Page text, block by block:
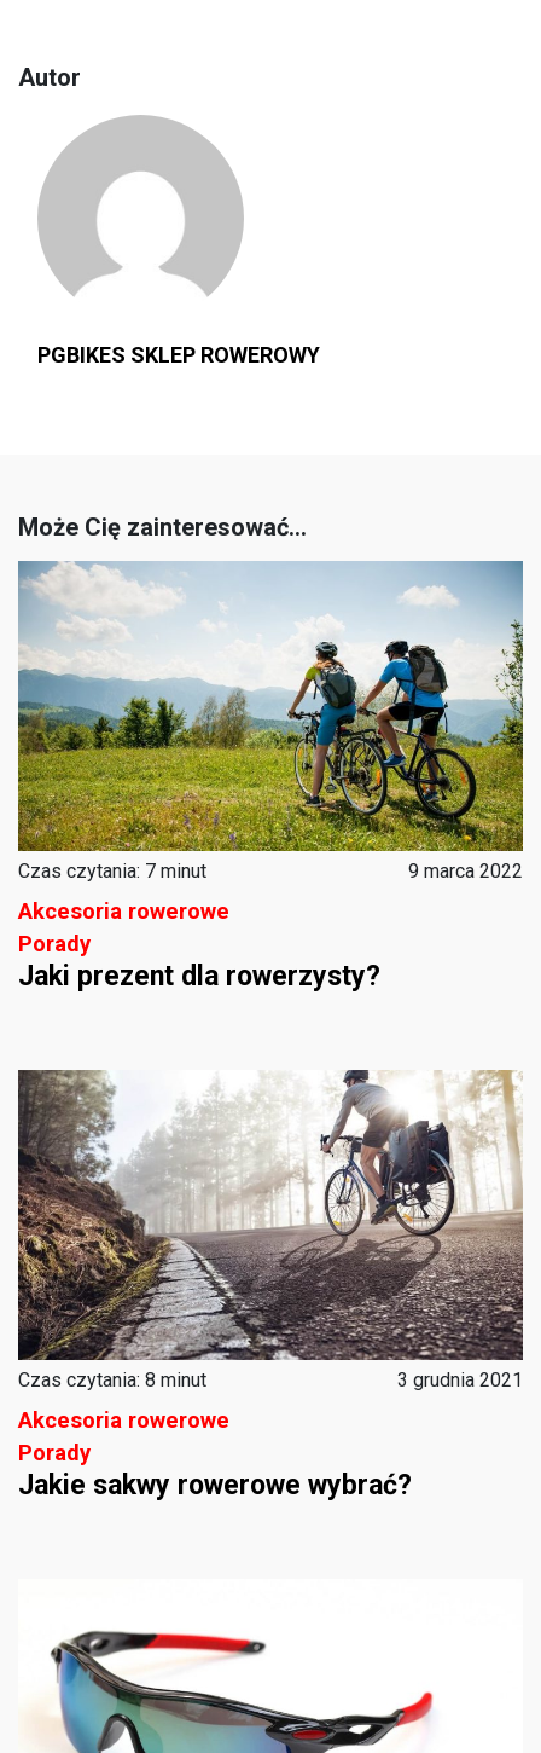
Autor
PGBIKES SKLEP ROWEROWY
Może Cię zainteresować...
Czas czytania: 7 minut 9 marca 2022
Akcesoria rowerowe
Porady
Jaki prezent dla rowerzysty?
Czas czytania: 8 minut 3 grudnia 2021
Akcesoria rowerowe
Porady
Jakie sakwy rowerowe wybrać?